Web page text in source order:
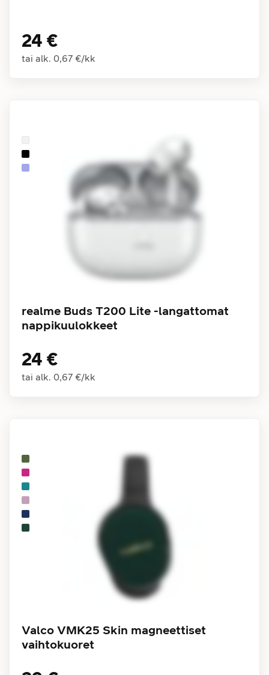
24 €
tai alk. 0,67 €/kk
realme Buds T200 Lite -langattomat
nappikuulokkeet
24 €
tai alk. 0,67 €/kk
Valco VMK25 Skin magneettiset
vaihtokuoret